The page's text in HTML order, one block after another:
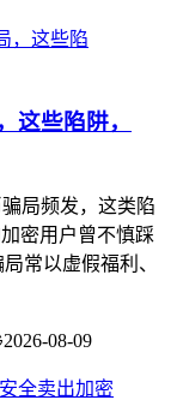
这些陷阱，
局频发，这类陷
密用户曾不慎踩
常以虚假福利、
2026-08-09